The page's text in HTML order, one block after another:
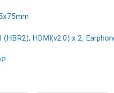
HDMI(v2.0) x 2,